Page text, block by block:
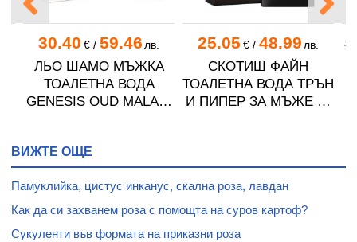
30.40 €/ 59.46 лв.
ЛЬО ШАМО МЪЖКА
ТОАЛЕТНА ВОДА
GENESIS OUD MALAKI
25.05 €/ 48.99 лв.
СКОТИШ ФАЙН
ТОАЛЕТНА ВОДА ТРЪН
И ПИПЕР ЗА МЪЖЕ 50
ВИЖТЕ ОЩЕ
Памуклийка, цистус инканус, скална роза, лавдан
Как да си захванем роза с помощта на суров картоф?
Сукуленти във формата на приказни роза